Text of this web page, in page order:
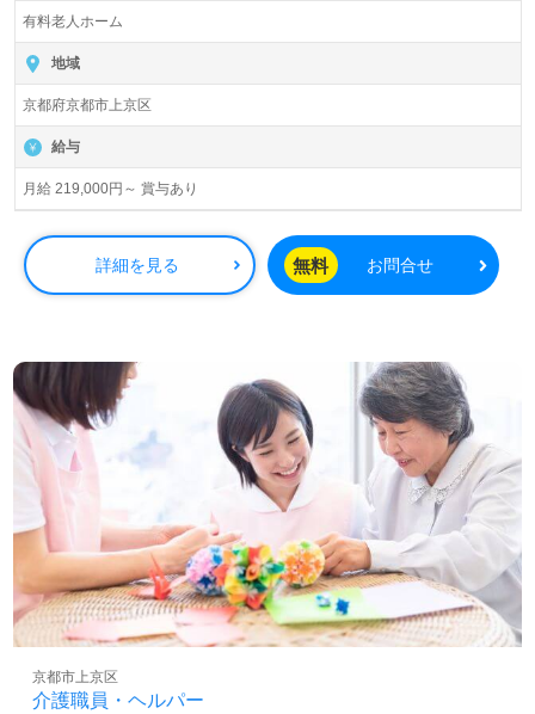
有料老人ホーム
地域
京都府京都市上京区
給与
月給 219,000円～ 賞与あり
詳細を見る 無料 お問合せ
介護職員・ヘルパー
京都市上京区